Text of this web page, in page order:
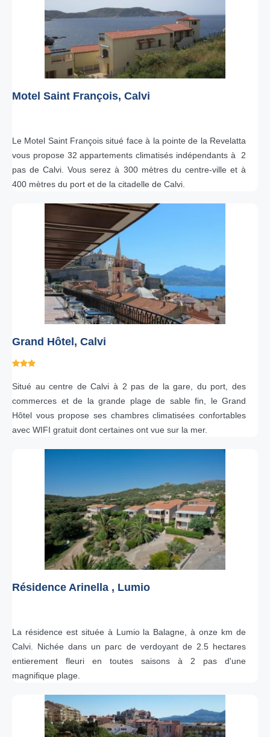
Motel Saint François, Calvi
Le Motel Saint François situé face à la pointe de la Revelatta
vous propose 32 appartements climatisés indépendants à 2
pas de Calvi. Vous serez à 300 mètres du centre-ville et à
400 mètres du port et de la citadelle de Calvi.
Grand Hôtel, Calvi
Situé au centre de Calvi à 2 pas de la gare, du port, des
commerces et de la grande plage de sable fin, le Grand
Hôtel vous propose ses chambres climatisées confortables
avec WIFI gratuit dont certaines ont vue sur la mer.
Résidence Arinella , Lumio
La résidence est située à Lumio la Balagne, à onze km de
Calvi. Nichée dans un parc de verdoyant de 2.5 hectares
entierement fleuri en toutes saisons à 2 pas d'une
magnifique plage.